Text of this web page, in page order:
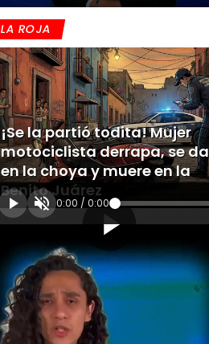
LA ROJA
¡Se la partió todita! Mujer
motociclista derrapa, se da
en la choya y muere en la
Benito Juárez
0:00 / 0:00
[Publicidad]